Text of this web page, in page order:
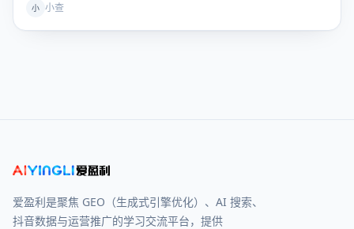
小 小查
爱盈利是聚焦 GEO（生成式引擎优化）、AI 搜索、
抖音数据与运营推广的学习交流平台，提供